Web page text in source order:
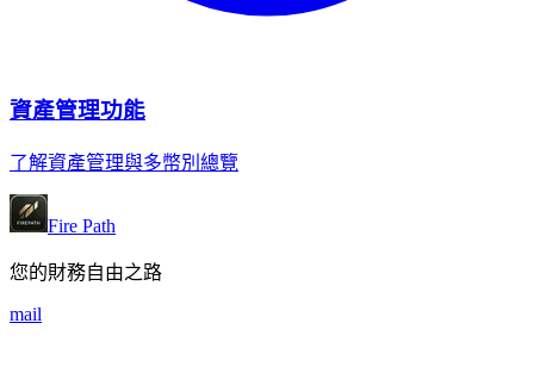
資產管理功能
了解資產管理與多幣別總覽
Fire Path
您的財務自由之路
mail